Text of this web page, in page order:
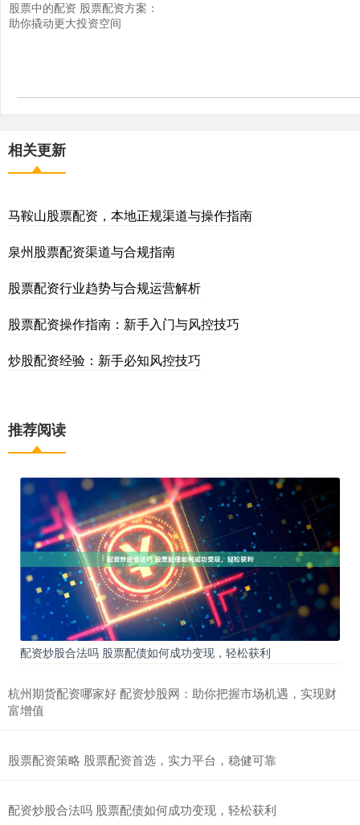
股票中的配资 股票配资方案：
助你撬动更大投资空间
相关更新
马鞍山股票配资，本地正规渠道与操作指南
泉州股票配资渠道与合规指南
股票配资行业趋势与合规运营解析
股票配资操作指南：新手入门与风控技巧
炒股配资经验：新手必知风控技巧
推荐阅读
配资炒股合法吗 股票配债如何成功变现，轻松获利
杭州期货配资哪家好 配资炒股网：助你把握市场机遇，实现财
富增值
股票配资策略 股票配资首选，实力平台，稳健可靠
配资炒股合法吗 股票配债如何成功变现，轻松获利